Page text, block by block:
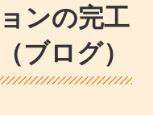
ンの完工
ブログ）